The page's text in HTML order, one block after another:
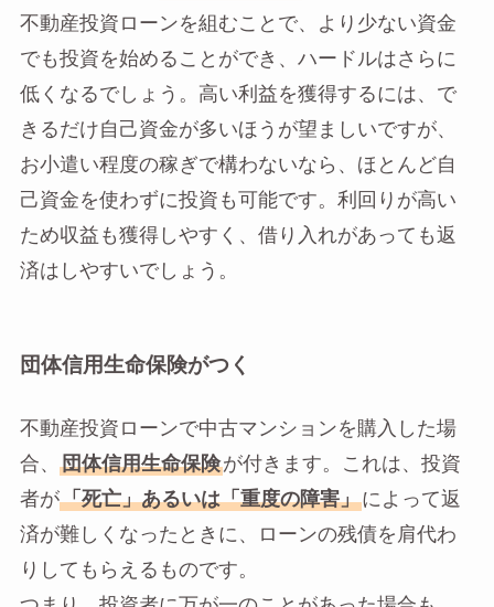
不動産投資ローンを組むことで、より少ない資金
でも投資を始めることができ、ハードルはさらに
低くなるでしょう。高い利益を獲得するには、で
きるだけ自己資金が多いほうが望ましいですが、
お小遣い程度の稼ぎで構わないなら、ほとんど自
己資金を使わずに投資も可能です。利回りが高い
ため収益も獲得しやすく、借り入れがあっても返
済はしやすいでしょう。
団体信用生命保険がつく
不動産投資ローンで中古マンションを購入した場
合、
団体信用生命保険が付きます。これは、投資
者が「死亡」あるいは「重度の障害」によって返
済が難しくなったときに、ローンの残債を肩代わ
りしてもらえるものです。